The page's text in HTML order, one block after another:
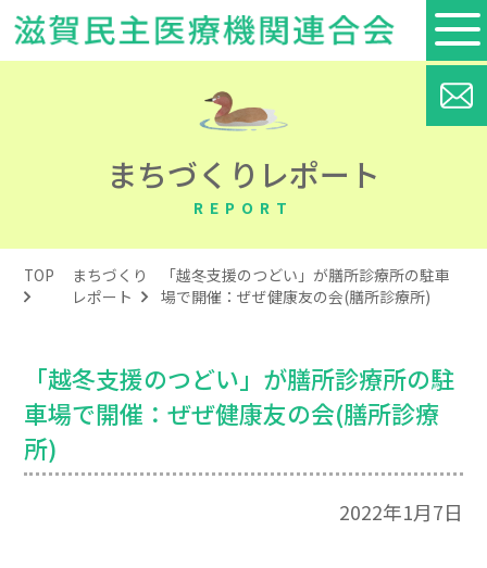
まちづくりレポート
REPORT
TOP
まちづくり
レポート
「越冬支援のつどい」が膳所診療所の駐車
場で開催：ぜぜ健康友の会(膳所診療所)
「越冬支援のつどい」が膳所診療所の駐
車場で開催：ぜぜ健康友の会(膳所診療
所)
2022年1月7日